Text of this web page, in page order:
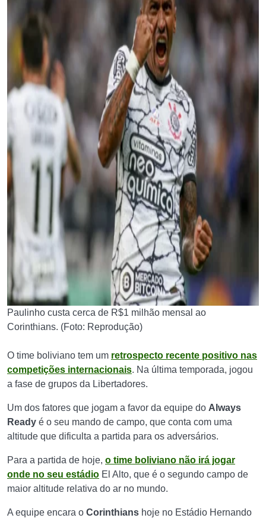
Paulinho custa cerca de R$1 milhão mensal ao
Corinthians. (Foto: Reprodução)
O time boliviano tem um retrospecto recente positivo nas
competições internacionais. Na última temporada, jogou
a fase de grupos da Libertadores.
Um dos fatores que jogam a favor da equipe do Always
Ready é o seu mando de campo, que conta com uma
altitude que dificulta a partida para os adversários.
Para a partida de hoje, o time boliviano não irá jogar
onde no seu estádio El Alto, que é o segundo campo de
maior altitude relativa do ar no mundo.
A equipe encara o Corinthians hoje no Estádio Hernando